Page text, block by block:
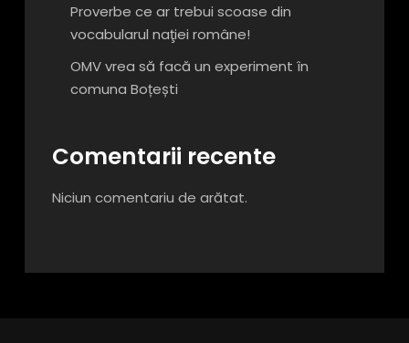
Proverbe ce ar trebui scoase din
vocabularul naţiei române!
OMV vrea să facă un experiment în
comuna Boțești
Comentarii recente
Niciun comentariu de arătat.